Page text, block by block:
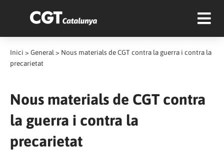
Inici > General > Nous materials de CGT contra la guerra i contra la
precarietat
Nous materials de CGT contra
la guerra i contra la
precarietat